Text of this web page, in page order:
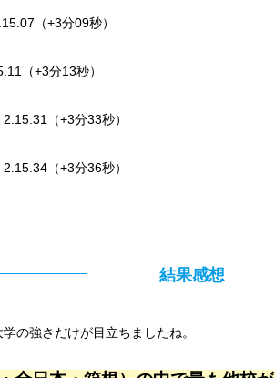
（+3分09秒）
（+3分13秒）
（+3分33秒）
（+3分36秒）
結果感想
の強さだけが目立ちましたね。